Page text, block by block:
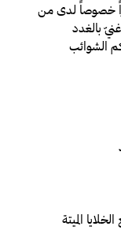
خصوصاً لدى من
بالغدد
الشوائب
الميتة